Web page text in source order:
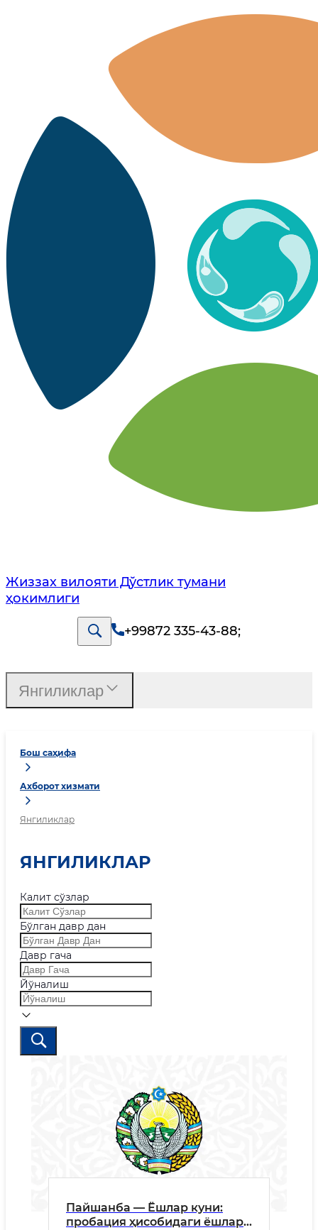
Жиззах вилояти Дўстлик тумани
ҳокимлиги
+99872 335-43-88;
Бош саҳифа
Ахборот хизмати
Янгиликлар
ЯНГИЛИКЛАР
Калит сўзлар
Бўлган давр дан
Давр гача
Йўналиш
Пайшанба — Ёшлар куни:
пробация ҳисобидаги ёшлар
Янгиликлар